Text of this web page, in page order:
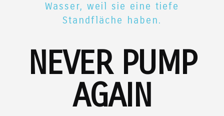
Wasser, weil sie eine tiefe
Standfläche haben.
NEVER PUMP
AGAIN